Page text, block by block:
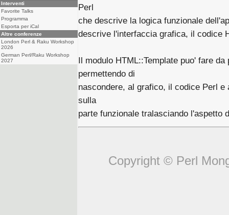
Perl
che descrive la logica funzionale
descrive l'interfaccia grafica, il codice
Il modulo HTML::Template puo' fare
permettendo di
nascondere, al grafico, il codice Perl
sulla
parte funzionale tralasciando l'aspetto
Copyright © Perl
Interventi
Favorite Talks
Programma
Esporta per iCal
Altre conferenze
London Perl & Raku Workshop
2026
German Perl/Raku Workshop
2027